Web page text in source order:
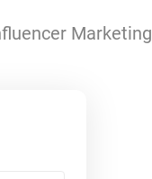
Marketing